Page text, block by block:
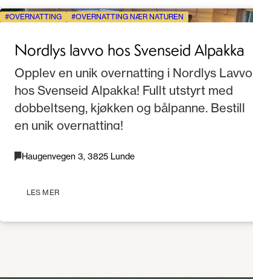
OVERNATTING OVERNATTING NÆR NATUREN
Nordlys lavvo hos Svenseid Alpakka
Opplev en unik overnatting i Nordlys Lavvo
hos Svenseid Alpakka! Fullt utstyrt med
dobbeltseng, kjøkken og bålpanne. Bestill
en unik overnatting!
Haugenvegen 3, 3825 Lunde
LES MER